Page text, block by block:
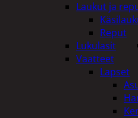
Laukut ja
Reput
Lukulasit
Vaatteet
Lapset